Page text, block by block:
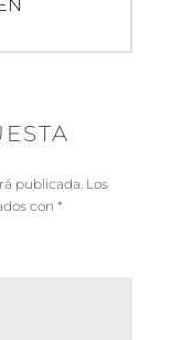
publicada. Los
con *